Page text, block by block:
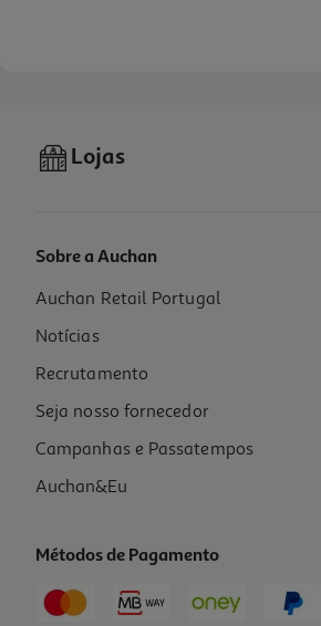
Porta-Revistas Rede Auchan 24.2x6.7x31.3cm
5.99 €/un
5,99 €
Lojas
Sobre a Auchan
Auchan Retail Portugal
Notícias
Recrutamento
Seja nosso fornecedor
Campanhas e Passatempos
Auchan&Eu
Métodos de Pagamento